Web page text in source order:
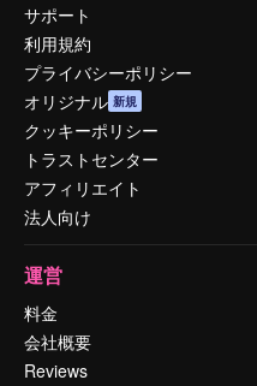
サポート
利用規約
プライバシーポリシー
オリジナル 新規
クッキーポリシー
トラストセンター
アフィリエイト
法人向け
運営
料金
会社概要
Reviews